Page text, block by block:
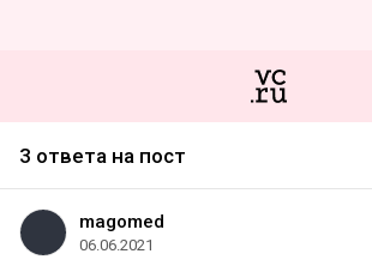
3 ответа на пост
magomed
06.06.2021